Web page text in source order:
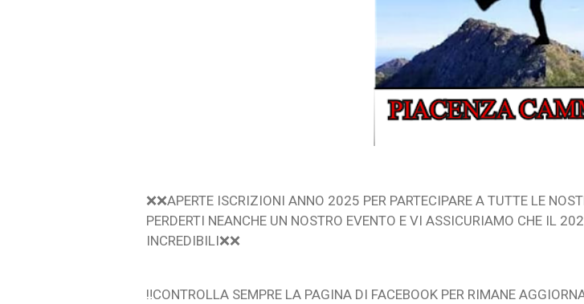
❌❌APERTE ISCRIZIONI ANNO 2025 PER PARTECIPARE A TUTTE LE
PERDERTI NEANCHE UN NOSTRO EVENTO E VI ASSICURIAMO CHE IL
INCREDIBILI❌❌
‼️CONTROLLA SEMPRE LA PAGINA DI FACEBOOK PER RIMANE